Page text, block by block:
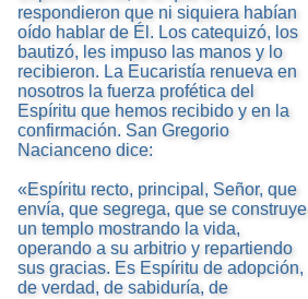
respondieron que ni siquiera habían
oído hablar de Él. Los catequizó, los
bautizó, les impuso las manos y lo
recibieron. La Eucaristía renueva en
nosotros la fuerza profética del
Espíritu que hemos recibido y en la
confirmación. San Gregorio
Nacianceno dice:
«Espíritu recto, principal, Señor, que
envía, que segrega, que se construye
un templo mostrando la vida,
operando a su arbitrio y repartiendo
sus gracias. Es Espíritu de adopción,
de verdad, de sabiduría, de